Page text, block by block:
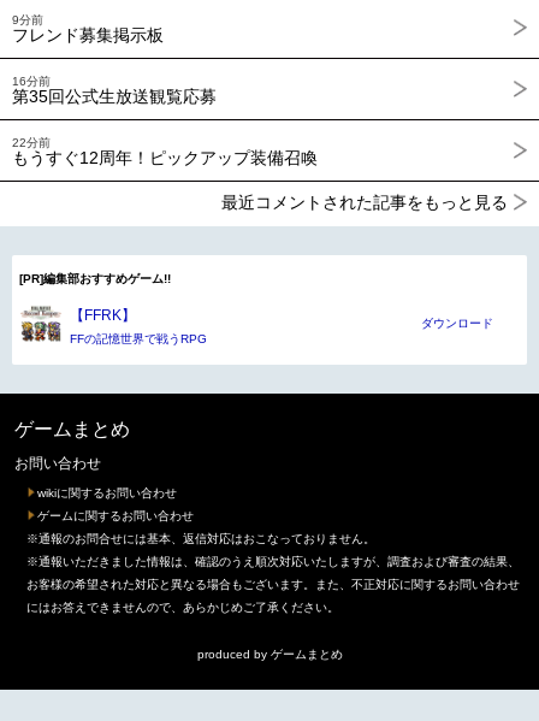
9分前
フレンド募集掲示板
16分前
第35回公式生放送観覧応募
22分前
もうすぐ12周年！ピックアップ装備召喚
最近コメントされた記事をもっと見る
[PR]編集部おすすめゲーム!!
【FFRK】
FFの記憶世界で戦うRPG
ダウンロード
ゲームまとめ
お問い合わせ
wikiに関するお問い合わせ
ゲームに関するお問い合わせ
※通報のお問合せには基本、返信対応はおこなっておりません。
※通報いただきました情報は、確認のうえ順次対応いたしますが、調査および審査の結果、
お客様の希望された対応と異なる場合もございます。また、不正対応に関するお問い合わせ
にはお答えできませんので、あらかじめご了承ください。
produced by ゲームまとめ